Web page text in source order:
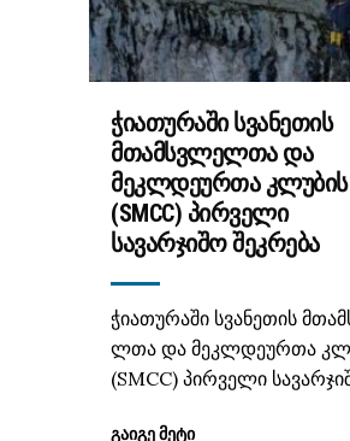
ᲭᲘᲐᲗᲣᲠᲐᲨᲘ ᲡᲕᲐᲜᲔᲗᲘᲡ
ᲛᲗᲐᲛᲡᲕᲚᲔᲚᲗᲐ ᲓᲐ
ᲛᲔᲙᲚᲓᲔᲣᲠᲗᲐ ᲙᲚᲣᲑᲘᲡ
(SMCC) ᲞᲘᲠᲕᲔᲚᲘ
ᲡᲐᲕᲐᲠᲯᲘᲨᲝ ᲨᲔᲙᲠᲔᲑᲐ
ჭიათურაში სვანეთის
ლთა და მეკლდეურთა
(SMCC) პირველი
ᲒᲐᲘᲒᲔ ᲛᲔᲢᲘ